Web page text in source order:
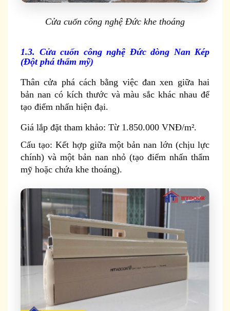
Cửa cuốn công nghệ Đức khe thoáng
1.3. Cửa cuốn công nghệ Đức dòng Nan Kép
(Đột phá thẩm mỹ)
Thân cửa phá cách bằng việc đan xen giữa hai
bản nan có kích thước và màu sắc khác nhau để
tạo điểm nhấn hiện đại.
Giá lắp đặt tham khảo: Từ 1.850.000 VNĐ/m².
Cấu tạo: Kết hợp giữa một bản nan lớn (chịu lực
chính) và một bản nan nhỏ (tạo điểm nhấn thẩm
mỹ hoặc chứa khe thoáng).